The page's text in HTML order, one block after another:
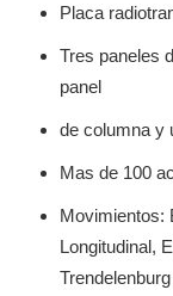
Placa
Tres paneles
panel
de columna y
Mas de 100
Movimientos:
Longitudinal,